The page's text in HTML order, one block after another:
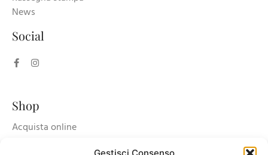
News
Social
Shop
Acquista online